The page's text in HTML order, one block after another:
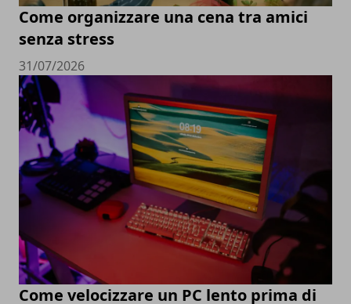
Come organizzare una cena tra amici
senza stress
31/07/2026
Come velocizzare un PC lento prima di